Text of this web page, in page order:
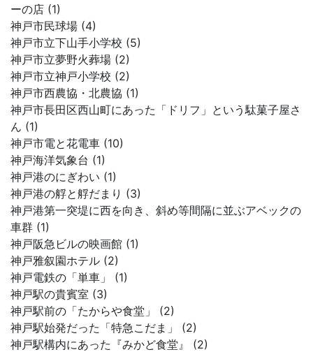
ーの店 (1)
神戸市民球場 (4)
神戸市立下山手小学校 (5)
神戸市立夢野火葬場 (2)
神戸市立神戸小学校 (2)
神戸市西農協・北農協 (1)
神戸市長田区西山町にあった「ドリフ」という駄菓子屋さ
ん (1)
神戸市電と花電車 (10)
神戸海洋気象台 (1)
神戸港のにぎわい (1)
神戸港の艀と艀だまり (3)
神戸港第一突堤に西を向き、斜め等間隔に並ぶアベックの
車群 (1)
神戸阪急ビルの映画館 (1)
神戸雅叙園ホテル (2)
神戸電鉄の「単車」 (1)
神戸駅の貴賓室 (3)
神戸駅前の「たからや食堂」 (2)
神戸駅始発だった「特急こだま」 (2)
神戸駅構内にあった『みかど食堂』 (2)